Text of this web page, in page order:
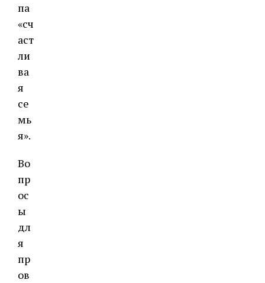
па
«сч
аст
ли
ва
я
се
мь
я».
Во
пр
ос
ы
дл
я
пр
ов